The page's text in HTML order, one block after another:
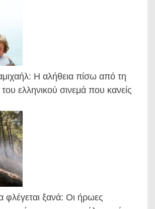
Η αλήθεια πίσω από τη
ελληνικού σινεμά που κανείς
φλέγεται ξανά: Οι ήρωες